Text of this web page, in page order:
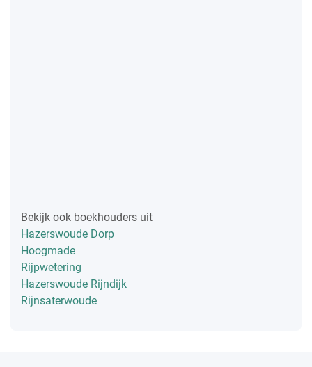
Bekijk ook boekhouders uit
Hazerswoude Dorp
Hoogmade
Rijpwetering
Hazerswoude Rijndijk
Rijnsaterwoude